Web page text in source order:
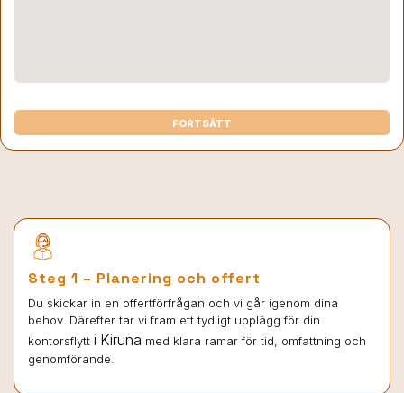
FORTSÄTT
Steg 1 – Planering och offert
Du skickar in en offertförfrågan och vi går igenom dina
behov. Därefter tar vi fram ett tydligt upplägg för din
kontorsflytt i Kiruna med klara ramar för tid, omfattning och
genomförande.